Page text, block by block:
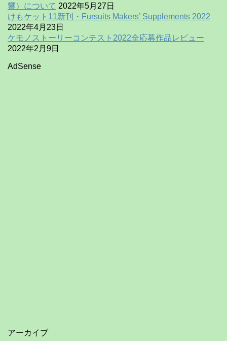
響）について 2022年5月27日
けもケット11新刊・Fursuits Makers’ Supplements 2022
2022年4月23日
ケモノストーリーコンテスト2022全応募作品レビュー
2022年2月9日
AdSense
アーカイブ